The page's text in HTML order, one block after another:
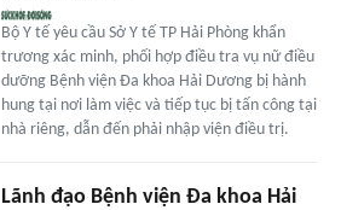
Bộ Y tế yêu cầu Sở Y tế TP Hải Phòng khẩn
trương xác minh, phối hợp điều tra vụ nữ điều
dưỡng Bệnh viện Đa khoa Hải Dương bị hành
hung tại nơi làm việc và tiếp tục bị tấn công tại
nhà riêng, dẫn đến phải nhập viện điều trị.
Lãnh đạo Bệnh viện Đa khoa Hải